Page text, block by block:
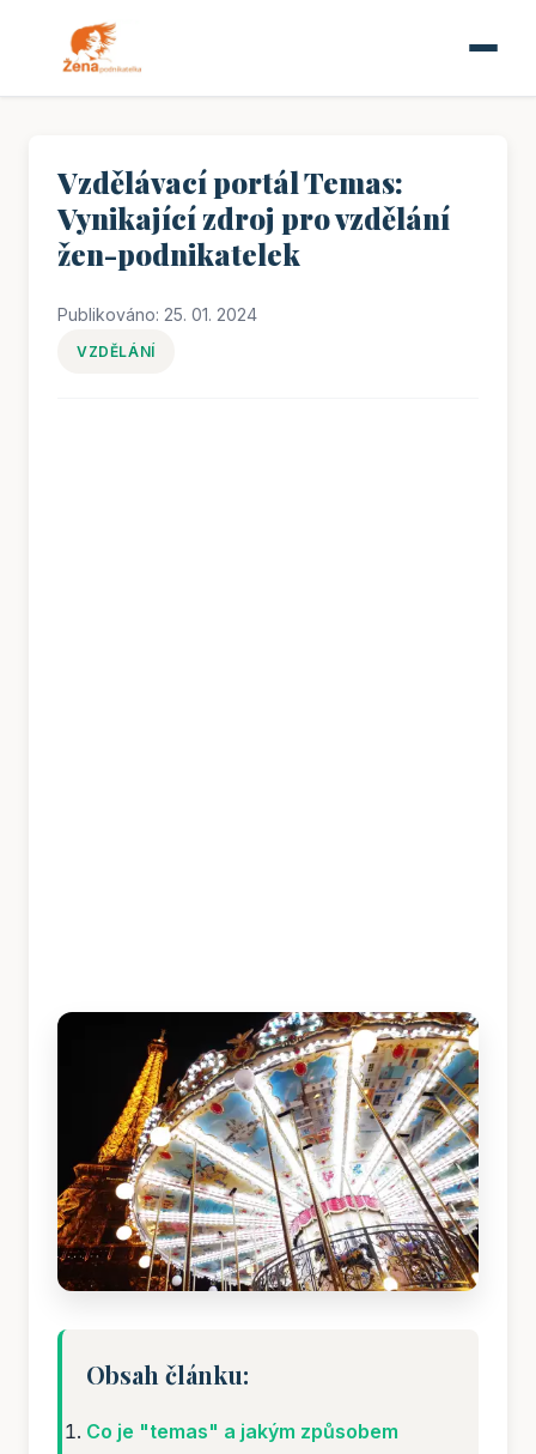
Vzdělávací portál Temas:
Vynikající zdroj pro vzdělání
žen-podnikatelek
Publikováno: 25. 01. 2024
VZDĚLÁNÍ
Obsah článku:
Co je "temas" a jakým způsobem